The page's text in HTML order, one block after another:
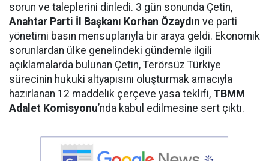
sorun ve taleplerini dinledi. 3 gün sonunda Çetin,
Anahtar Parti İl Başkanı Korhan Özaydın ve parti
yönetimi basın mensuplarıyla bir araya geldi. Ekonomik
sorunlardan ülke genelindeki gündemle ilgili
açıklamalarda bulunan Çetin, Terörsüz Türkiye
sürecinin hukuki altyapısını oluşturmak amacıyla
hazırlanan 12 maddelik çerçeve yasa teklifi, TBMM
Adalet Komisyonu’nda kabul edilmesine sert çıktı.